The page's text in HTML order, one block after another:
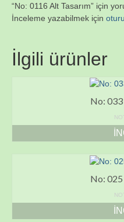
“No: 0116 Alt Tasarım” için
İnceleme yazabilmek için
İlgili ürünler
No: 033
No: 025